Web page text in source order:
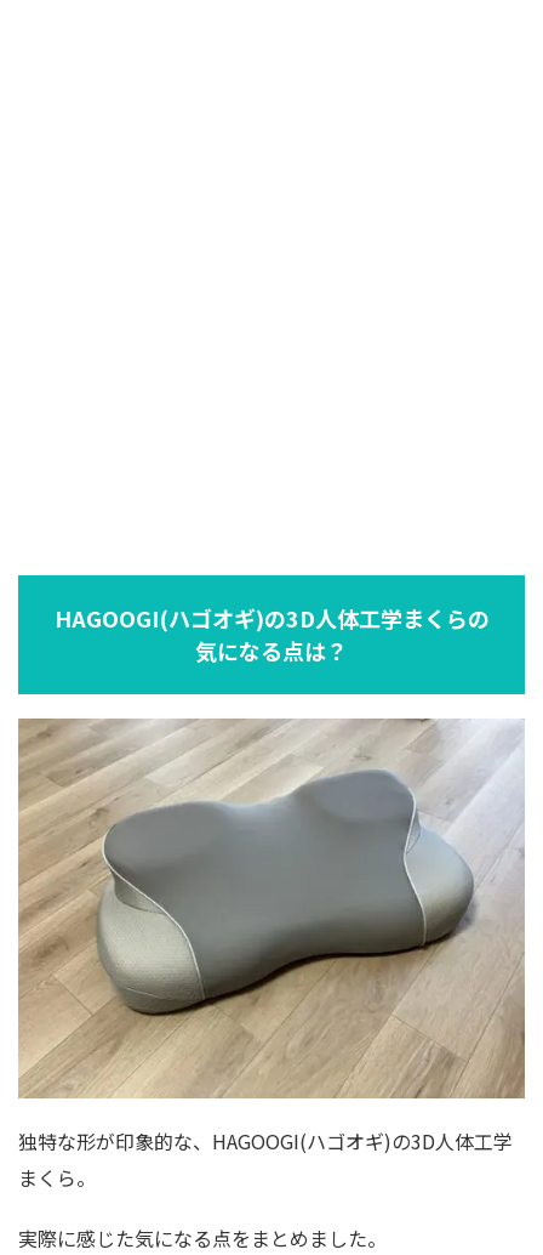
HAGOOGI(ハゴオギ)の3D人体工学まくらの
気になる点は？
独特な形が印象的な、HAGOOGI(ハゴオギ)の3D人体工学
まくら。
実際に感じた気になる点をまとめました。